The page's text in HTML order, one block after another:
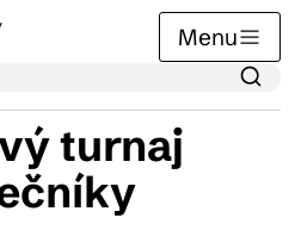
Menu
turnaj